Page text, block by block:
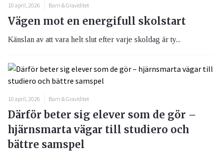
10 april, 2026 Barn & Graviditet
Vägen mot en energifull skolstart
Känslan av att vara helt slut efter varje skoldag är ty...
10 april, 2026 Barn & Graviditet
Därför beter sig elever som de gör –
hjärnsmarta vägar till studiero och
bättre samspel